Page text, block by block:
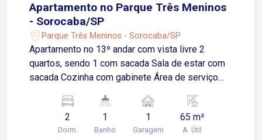
Apartamento no Parque Três Meninos
- Sorocaba/SP
Parque Três Meninos - Sorocaba/SP
Apartamento no 13º andar com vista livre 2
quartos, sendo 1 com sacada Sala de estar com
sacada Cozinha com gabinete Área de serviço
coberta Apenas 3 minutos da Avenida São Paulo
5 minutos da Rodovia Raposo Tavares 7 minutos
da Avenida Dom Aguirre Fácil acesso a
2
Dorm.
1
Banho
1
Garagem
65 m²
A. Útil